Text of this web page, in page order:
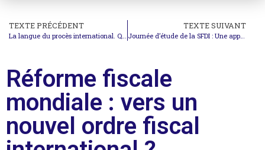
TEXTE PRÉCÉDENT TEXTE SUIVANT
Réforme fiscale
mondiale : vers un
nouvel ordre fiscal